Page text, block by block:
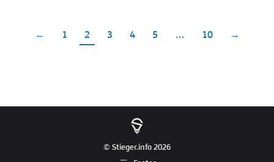
← 1 2 3 4 5 … 10 →
© Stieger.info 2026